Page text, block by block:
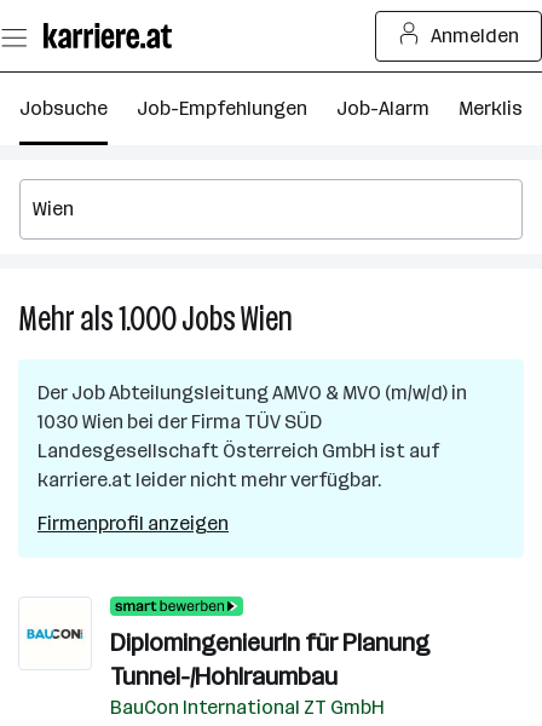
Seiteninhalt
springen
Anmelden
Jobsuche Job-Empfehlungen Job-Alarm Merkliste
Mehr als 1.000JobsWien
Jobs
in
Wien
Der JobAbteilungsleitung AMVO & MVO (m/w/d) in
1030 Wien bei der Firma TÜV SÜD
Landesgesellschaft Österreich GmbH ist auf
karriere.at leider nicht mehr verfügbar.
Firmenprofil anzeigen
DiplomingenieurIn für Planung
Tunnel-/Hohlraumbau
BauCon International ZT GmbH